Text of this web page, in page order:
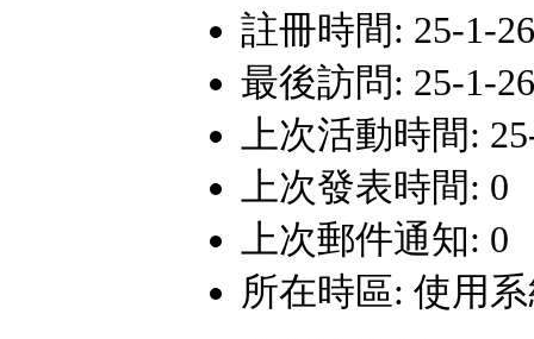
註冊時間: 25-1-
最後訪問: 25-1-
上次活動時間:
上次發表時間: 0
上次郵件通知: 0
所在時區: 使用